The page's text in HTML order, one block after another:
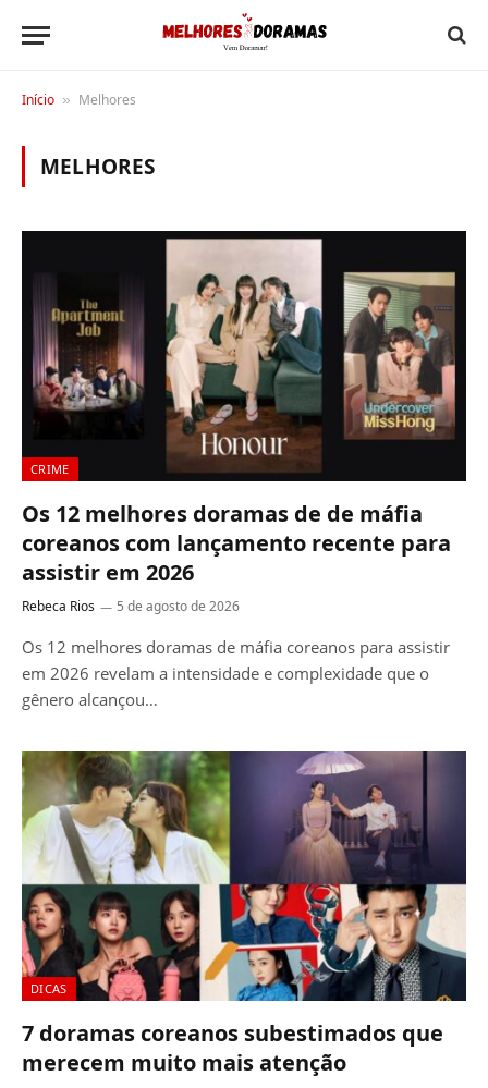
Início » Melhores
MELHORES
CRIME
Os 12 melhores doramas de de máfia
coreanos com lançamento recente para
assistir em 2026
Rebeca Rios 5 de agosto de 2026
Os 12 melhores doramas de máfia coreanos para assistir
em 2026 revelam a intensidade e complexidade que o
gênero alcançou…
DICAS
7 doramas coreanos subestimados que
merecem muito mais atenção